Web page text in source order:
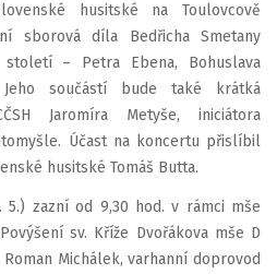
husitské na Toulovcově
sborová díla Bedřicha Smetany
– Petra Ebena, Bohuslava
součástí bude také krátká
Jaromíra Metyše, iniciátora
Účast na koncertu přislíbil
husitské Tomáš Butta.
5.) zazní od 9,30 hod. v rámci mše
sv. Kříže Dvořákova mše D
Michálek, varhanní doprovod